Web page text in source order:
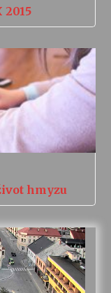
2015
hmyzu